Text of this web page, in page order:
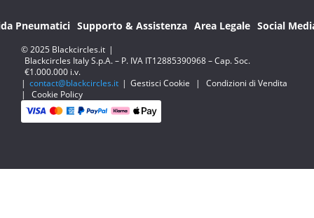
Pneumatici Supporto & Assistenza Area Legale Social
© 2025 Blackcircles.it |
Blackcircles Italy S.p.A. – P. IVA IT12885390968 – Cap. Soc.
€1.000.000 i.v.
| contact@blackcircles.it | Gestisci Cookie |
Condizioni di Vendita
|
Cookie Policy